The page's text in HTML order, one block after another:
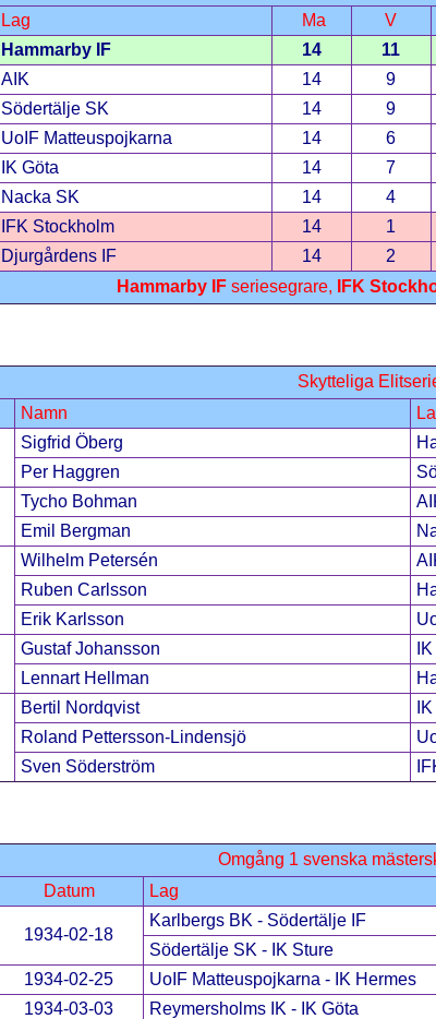
Lag Ma V
Hammarby IF 14 11
AIK 14 9
Södertälje SK 14 9
UoIF Matteuspojkarna 14 6
IK Göta 14 7
Nacka SK 14 4
IFK Stockholm 14 1
Djurgårdens IF 14 2
Hammarby IFseriesegrare, IFK
Skytteliga
Namn
Sigfrid Öberg
Per Haggren
Tycho Bohman
Emil Bergman
Wilhelm Petersén
Ruben Carlsson
Erik Karlsson
Gustaf Johansson
Lennart Hellman
Bertil Nordqvist
Roland Pettersson-Lindensjö
Sven Söderström
Omgång 1 svenska
Datum Lag
1934-02-18
Karlbergs BK - Södertälje IF
Södertälje SK - IK Sture
1934-02-25 UoIF Matteuspojkarna - IK Hermes
1934-03-03 Reymersholms IK - IK Göta